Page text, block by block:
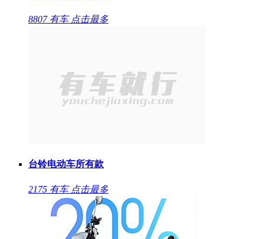
8807 有车 点击最多
台铃电动车所有款
2175 有车 点击最多